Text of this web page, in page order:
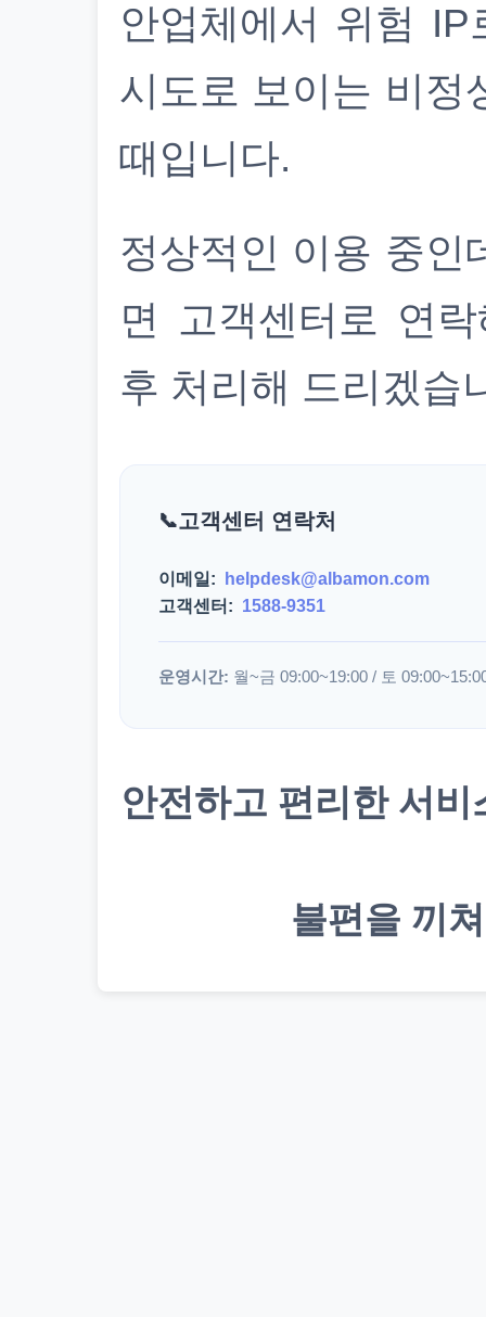
안업체에서 위험
시도로 보이는 비정
때입니다.
정상적인 이용 중인
면 고객센터로 연
후 처리해 드리겠습
고객센터 연락처
이메일:
helpdesk@albamon.com
고객센터: 1588-9351
운영시간: 월~금 09:00~19:00 / 토
안전하고 편리한 서
불편을 끼